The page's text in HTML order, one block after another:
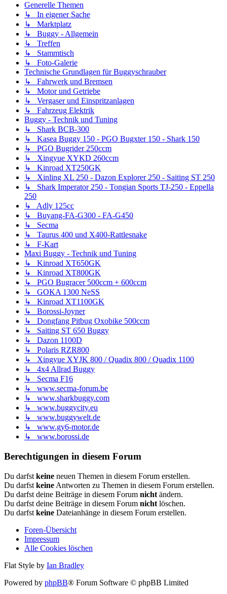
Generelle Themen
↳ In eigener Sache
↳ Marktplatz
↳ Buggy - Allgemein
↳ Treffen
↳ Stammtisch
↳ Foto-Galerie
Technische Grundlagen für Buggyschrauber
↳ Fahrwerk und Bremsen
↳ Motor und Getriebe
↳ Vergaser und Einspritzanlagen
↳ Fahrzeug Elektrik
Buggy - Technik und Tuning
↳ Shark BCB-300
↳ Kasea Buggy 150 - PGO Bugxter 150 - Shark 150
↳ PGO Bugrider 250ccm
↳ Xingyue XYKD 260ccm
↳ Kinroad XT250GK
↳ Xinling XL 250 - Dazon Explorer 250 - Saiting ST 250
↳ Shark Imperator 250 - Tongian Sports TJ-250 - Eppella
250
↳ Adly 125cc
↳ Buyang-FA-G300 - FA-G450
↳ Secma
↳ Taurus 400 und X400-Rattlesnake
↳ F-Kart
Maxi Buggy - Technik und Tuning
↳ Kinroad XT650GK
↳ Kinroad XT800GK
↳ PGO Bugracer 500ccm + 600ccm
↳ GOKA 1300 NeSS
↳ Kinroad XT1100GK
↳ Borossi-Joyner
↳ Dongfang Pitbug Oxobike 500ccm
↳ Saiting ST 650 Buggy
↳ Dazon 1100D
↳ Polaris RZR800
↳ Xingyue XYJK 800 / Quadix 800 / Quadix 1100
↳ 4x4 Allrad Buggy
↳ Secma F16
↳ www.secma-forum.be
↳ www.sharkbuggy.com
↳ www.buggycity.eu
↳ www.buggywelt.de
↳ www.gy6-motor.de
↳ www.borossi.de
Berechtigungen in diesem Forum
Du darfst keine neuen Themen in diesem Forum erstellen.
Du darfst keine Antworten zu Themen in diesem Forum erstellen.
Du darfst deine Beiträge in diesem Forum nicht ändern.
Du darfst deine Beiträge in diesem Forum nicht löschen.
Du darfst keine Dateianhänge in diesem Forum erstellen.
Foren-Übersicht
Impressum
Alle Cookies löschen
Flat Style by Ian Bradley
Powered by phpBB® Forum Software © phpBB Limited